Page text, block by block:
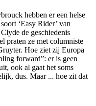
hebben er een helse
‘Easy Rider’ van
de geschiedenis
praten ze met columniste
Hoe ziet zij Europa
forward”: er is geen
ook al gaat het soms
dus. Maar ... hoe zit dat